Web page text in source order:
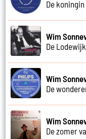
De
Wim
De
Wim
De
Wim
De zomer